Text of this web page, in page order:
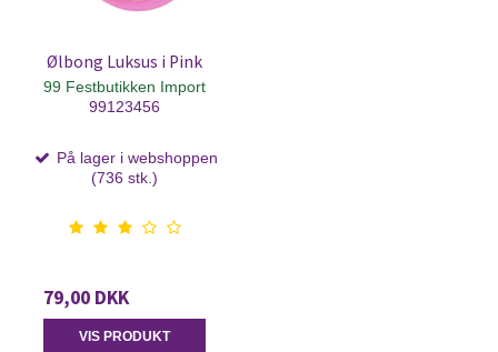
Ølbong Luksus i Pink
99 Festbutikken Import
99123456
På lager i webshoppen
(736 stk.)
79,00 DKK
VIS PRODUKT